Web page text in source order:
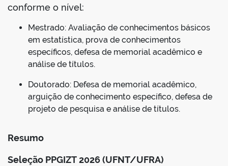
conforme o nível:
Mestrado: Avaliação de conhecimentos básicos
em estatística, prova de conhecimentos
específicos, defesa de memorial acadêmico e
análise de títulos.
Doutorado: Defesa de memorial acadêmico,
arguição de conhecimento específico, defesa de
projeto de pesquisa e análise de títulos.
Resumo
Seleção PPGIZT 2026 (UFNT/UFRA)